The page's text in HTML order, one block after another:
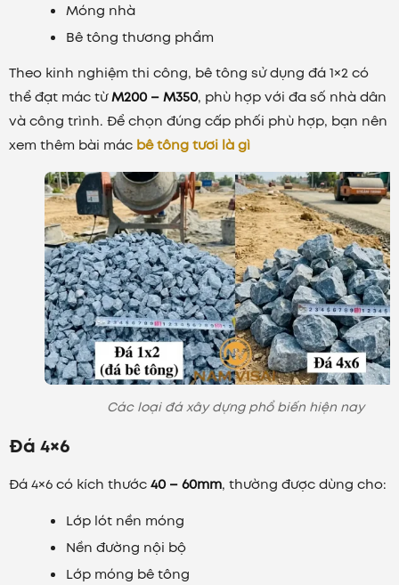
Móng nhà
Bê tông thương phẩm
Theo kinh nghiệm thi công, bê tông sử dụng đá 1×2 có
thể đạt mác từM200 – M350, phù hợp với đa số nhà dân
và công trình. Để chọn đúng cấp phối phù hợp, bạn nên
xem thêm bài mác bê tông tươi là gì
Các loại đá xây dựng phổ biến hiện nay
Đá 4×6
Đá 4×6 có kích thước40 – 60mm, thường được dùng cho:
Lớp lót nền móng
Nền đường nội bộ
Lớp móng bê tông